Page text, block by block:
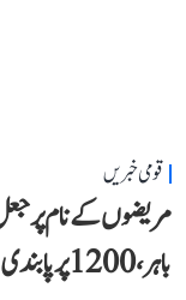
قومی خبریں
باہر، 1200 پر پابندی